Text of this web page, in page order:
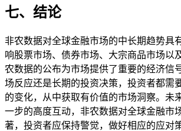
七、结论
非农数据对全球金融市场的中长期趋势具
响股票市场、债券市场、大宗商品市场以
农数据的公布为市场提供了重要的经济信
场反应还是长期的投资决策，投资者都需
的变化，从中获取有价值的市场洞察。未
一步的高度互动，非农数据对全球金融市
著，投资者应保持警觉，做好相应的应对